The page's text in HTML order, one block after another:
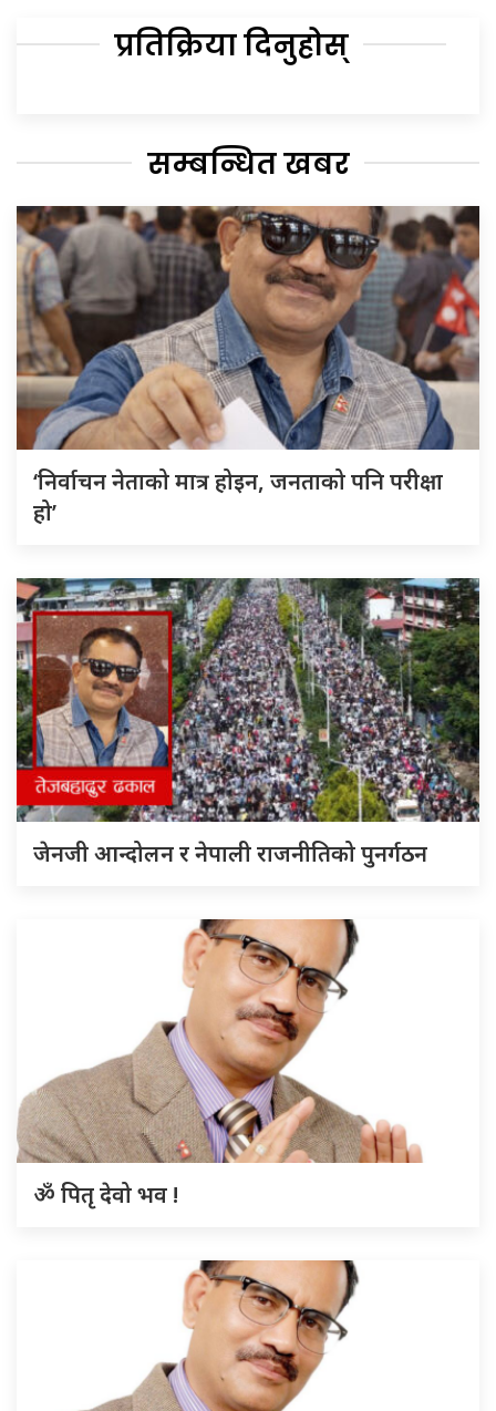
प्रतिक्रिया दिनुहोस्
सम्बन्धित खबर
‘निर्वाचन नेताको मात्र होइन, जनताको पनि परीक्षा
हो’
जेनजी आन्दोलन र नेपाली राजनीतिको पुनर्गठन
ॐ पितृ देवो भव !